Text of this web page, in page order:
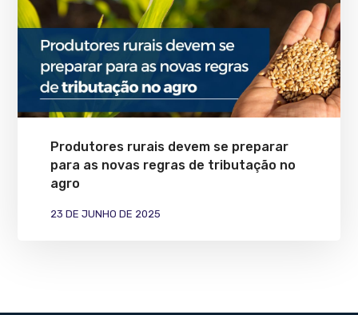
Produtores rurais devem se preparar
para as novas regras de tributação no
agro
23 DE JUNHO DE 2025